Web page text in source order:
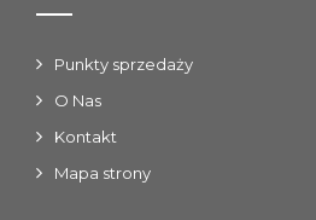
Punkty sprzedaży
O Nas
Kontakt
Mapa strony